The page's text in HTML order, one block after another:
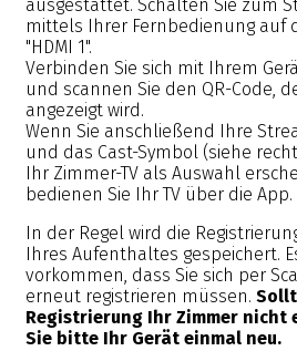
ausgestattet. Schalten Sie zum
mittels Ihrer Fernbedienung auf
"HDMI 1".
Verbinden Sie sich mit Ihrem
und scannen Sie den QR-Code,
angezeigt wird.
Wenn Sie anschließend Ihre
und das Cast-Symbol (siehe
Ihr Zimmer-TV als Auswahl
bedienen Sie Ihr TV über die App.
In der Regel wird die
Ihres Aufenthaltes gespeichert.
vorkommen, dass Sie sich per
erneut registrieren müssen.
Registrierung Ihr Zimmer nicht
Sie bitte Ihr Gerät einmal neu.